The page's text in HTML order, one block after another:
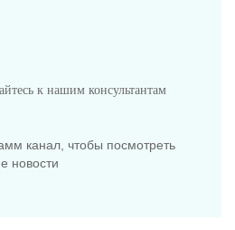
к нашим консультантам
канал, чтобы посмотреть
новости